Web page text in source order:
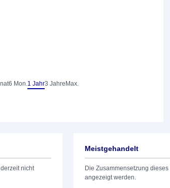
6 Mon.1 Jahr3 Jahre Max.
nicht
Meistgehandelt
Die Zusammensetzung
angezeigt werden.